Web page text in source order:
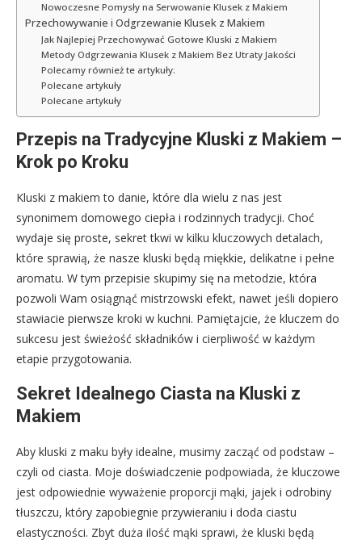
Nowoczesne Pomysły na Serwowanie Klusek z Makiem
Przechowywanie i Odgrzewanie Klusek z Makiem
Jak Najlepiej Przechowywać Gotowe Kluski z Makiem
Metody Odgrzewania Klusek z Makiem Bez Utraty Jakości
Polecamy również te artykuły:
Polecane artykuły
Polecane artykuły
Przepis na Tradycyjne Kluski z Makiem –
Krok po Kroku
Kluski z makiem to danie, które dla wielu z nas jest
synonimem domowego ciepła i rodzinnych tradycji. Choć
wydaje się proste, sekret tkwi w kilku kluczowych detalach,
które sprawią, że nasze kluski będą miękkie, delikatne i pełne
aromatu. W tym przepisie skupimy się na metodzie, która
pozwoli Wam osiągnąć mistrzowski efekt, nawet jeśli dopiero
stawiacie pierwsze kroki w kuchni. Pamiętajcie, że kluczem do
sukcesu jest świeżość składników i cierpliwość w każdym
etapie przygotowania.
Sekret Idealnego Ciasta na Kluski z
Makiem
Aby kluski z maku były idealne, musimy zacząć od podstaw –
czyli od ciasta. Moje doświadczenie podpowiada, że kluczowe
jest odpowiednie wyważenie proporcji mąki, jajek i odrobiny
tłuszczu, który zapobiegnie przywieraniu i doda ciastu
elastyczności. Zbyt duża ilość mąki sprawi, że kluski będą